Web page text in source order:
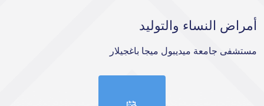
أمراض النساء والتوليد
مستشفى جامعة ميديبول ميجا باغجيلار